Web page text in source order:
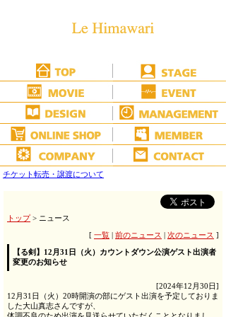
チケット転売・譲渡について
トップ> ニュース
[ 一覧 前のニュース 次のニュース ]
【る剣】12月31日（火）カウントダウン公演ゲスト出演者
変更のお知らせ
[2024年12月30日]
12月31日（火）20時開演の部にゲスト出演を予定しておりま
した大山真志さんですが、